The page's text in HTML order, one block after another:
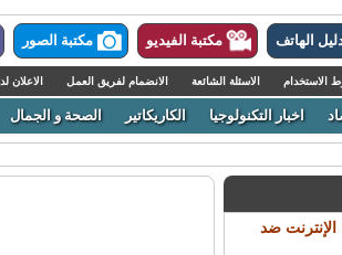
الهاتف مكتبة الفيديو مكتبة الصور
الاسئلة الشائعة الانضمام لفريق العمل الاعلان لدينا
اخبار التكنولوجيا الكاريكاتير الصحة و الجمال
ضد